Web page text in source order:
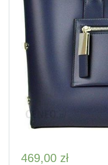
469,00 zł